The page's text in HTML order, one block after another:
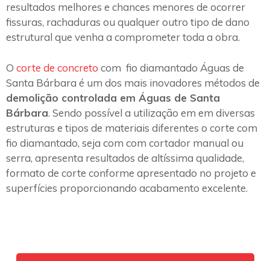
resultados melhores e chances menores de ocorrer
fissuras, rachaduras ou qualquer outro tipo de dano
estrutural que venha a comprometer toda a obra.
O corte de concreto com fio diamantado Águas de
Santa Bárbara é um dos mais inovadores métodos de
demolição controlada em Águas de Santa
Bárbara. Sendo possível a utilização em em diversas
estruturas e tipos de materiais diferentes o corte com
fio diamantado, seja com com cortador manual ou
serra, apresenta resultados de altíssima qualidade,
formato de corte conforme apresentado no projeto e
superfícies proporcionando acabamento excelente.